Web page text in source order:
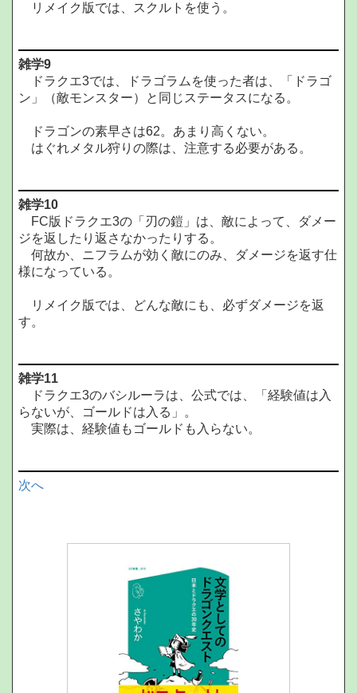
リメイク版では、スクルトを使う。
雑学9
ドラクエ3では、ドラゴラムを使った者は、「ドラゴ
ン」（敵モンスター）と同じステータスになる。
ドラゴンの素早さは62。あまり高くない。
はぐれメタル狩りの際は、注意する必要がある。
雑学10
FC版ドラクエ3の「刃の鎧」は、敵によって、ダメー
ジを返したり返さなかったりする。
何故か、ニフラムが効く敵にのみ、ダメージを返す仕
様になっている。
リメイク版では、どんな敵にも、必ずダメージを返
す。
雑学11
ドラクエ3のバシルーラは、公式では、「経験値は入
らないが、ゴールドは入る」。
実際は、経験値もゴールドも入らない。
次へ